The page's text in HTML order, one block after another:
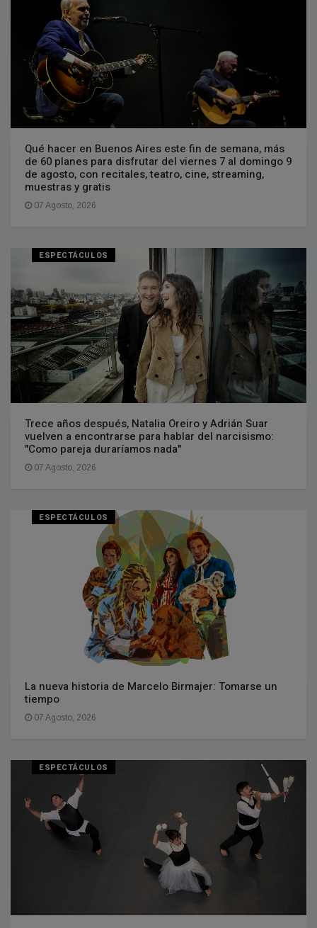
Qué hacer en Buenos Aires este fin de semana, más
de 60 planes para disfrutar del viernes 7 al domingo 9
de agosto, con recitales, teatro, cine, streaming,
muestras y gratis
07 Agosto, 2026
ESPECTÁCULOS
Trece años después, Natalia Oreiro y Adrián Suar
vuelven a encontrarse para hablar del narcisismo:
"Como pareja duraríamos nada"
07 Agosto, 2026
ESPECTÁCULOS
La nueva historia de Marcelo Birmajer: Tomarse un
tiempo
07 Agosto, 2026
ESPECTÁCULOS